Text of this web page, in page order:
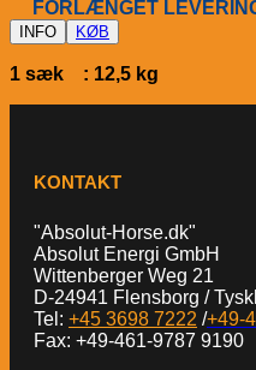
FORLÆNGET
INFO KØB
1 sæk : 12,5 kg
KONTAKT
"Absolut-Horse.dk"
Absolut Energi GmbH
Wittenberger Weg 21
D-24941 Flensborg /
Tel: +45 3698 7222 /+49-
Fax: +49-461-9787 9190